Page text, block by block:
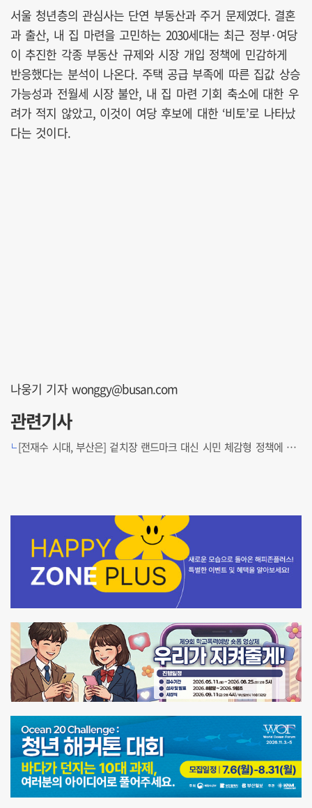
서울 청년층의 관심사는 단연 부동산과 주거 문제였다. 결혼
과 출산, 내 집 마련을 고민하는 2030세대는 최근 정부·여당
이 추진한 각종 부동산 규제와 시장 개입 정책에 민감하게
반응했다는 분석이 나온다. 주택 공급 부족에 따른 집값 상승
가능성과 전월세 시장 불안, 내 집 마련 기회 축소에 대한 우
려가 적지 않았고, 이것이 여당 후보에 대한 ‘비토’로 나타났
다는 것이다.
나웅기 기자 wonggy@busan.com
관련기사
[전재수 시대, 부산은] 겉치장 랜드마크 대신 시민 체감형 정책에 중점